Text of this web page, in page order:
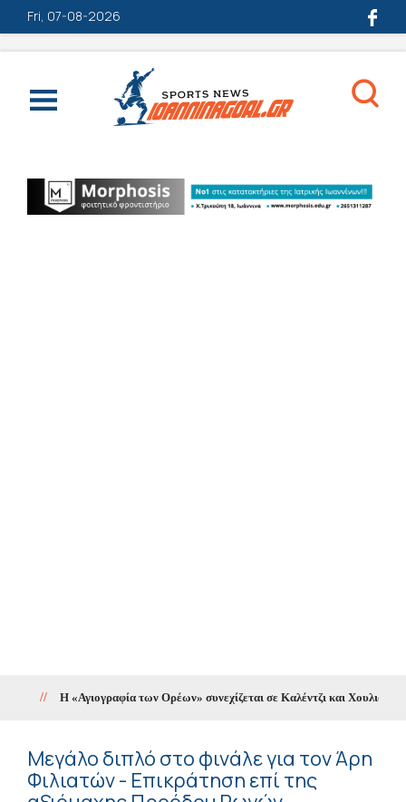
Fri, 07-08-2026
Η «Αγιογραφία των Ορέων» συνεχίζεται σε Καλέντζι και Χουλιαράδες
Μεγάλο διπλό στο φινάλε για τον Άρη
Φιλιατών - Επικράτηση επί της